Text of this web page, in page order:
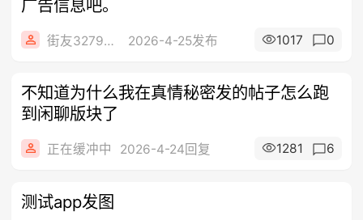
广告信息吧。
街友32790849 2026-4-25发布 1017 0
不知道为什么我在真情秘密发的帖子怎么跑
到闲聊版块了
正在缓冲中 2026-4-24回复 1281 6
测试app发图